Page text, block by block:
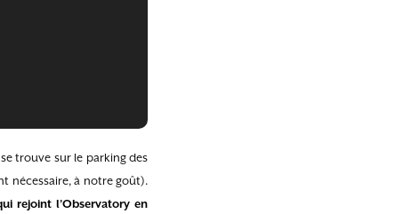
trouve sur le parking des
nécessaire, à notre goût).
rejoint l’Observatory en